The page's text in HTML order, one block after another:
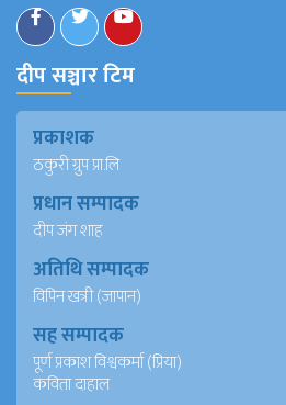
दीप सञ्चार टिम
प्रकाशक
ठकुरी ग्रुप प्रा.लि
प्रधान सम्पादक
दीप जंग शाह
अतिथि सम्पादक
विपिन खत्री (जापान)
सह सम्पादक
पूर्ण प्रकाश विश्वकर्मा (प्रिया)
कविता दाहाल